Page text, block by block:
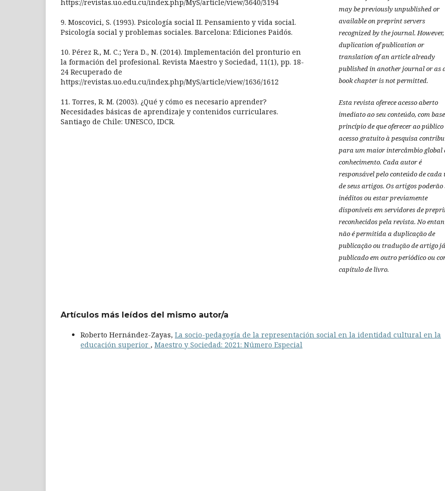
https://revistas.uo.edu.cu/index.php/MyS/article/view/3640/3194
9. Moscovici, S. (1993). Psicología social II. Pensamiento y vida social.
Psicología social y problemas sociales. Barcelona: Ediciones Paidós.
10. Pérez R., M. C.; Yera D., N. (2014). Implementación del pronturio en
la formación del profesional. Revista Maestro y Sociedad, 11(1), pp. 18-
24 Recuperado de
https://revistas.uo.edu.cu/index.php/MyS/article/view/1636/1612
11. Torres, R. M. (2003). ¿Qué y cómo es necesario aprender?
Necesidades básicas de aprendizaje y contenidos curriculares.
Santiago de Chile: UNESCO, IDCR.
may be previously unpublished or
available on preprint servers
recognized by the journal. However,
duplication of publication or
translation of an article already
published in another journal or as
book chapter is not permitted.
Esta revista oferece acesso aberto
imediato ao seu conteúdo, com
princípio de que oferecer ao público
acesso gratuito à pesquisa
para um maior intercâmbio global
conhecimento. Cada autor é
responsável pelo conteúdo de cada
de seus artigos. Os artigos poderão
inéditos ou estar previamente
disponíveis em servidores de
reconhecidos pela revista. No
não é permitida a duplicação de
publicação ou tradução de artigo já
publicado em outro periódico ou
capítulo de livro.
Artículos más leídos del mismo autor/a
Roberto Hernández-Zayas, La socio-pedagogía de la representación social en la identidad cultural en la
educación superior , Maestro y Sociedad: 2021: Número Especial